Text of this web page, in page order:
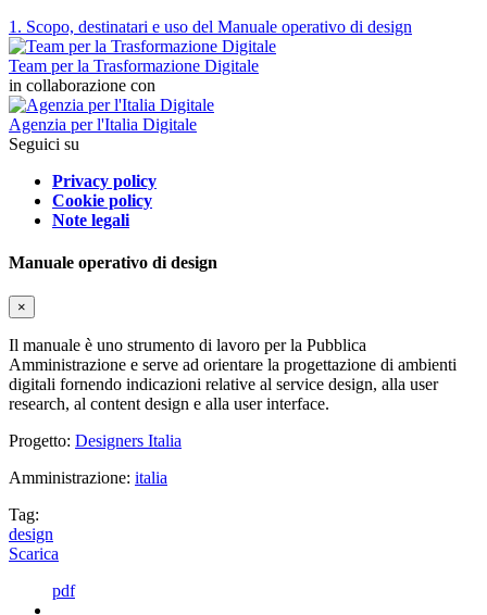
1. Scopo, destinatari e uso del Manuale operativo di design
Team per la Trasformazione Digitale
in collaborazione con
Agenzia per l'Italia Digitale
Seguici su
Privacy policy
Cookie policy
Note legali
Manuale operativo di design
×
Il manuale è uno strumento di lavoro per la Pubblica
Amministrazione e serve ad orientare la progettazione di ambienti
digitali fornendo indicazioni relative al service design, alla user
research, al content design e alla user interface.
Progetto: Designers Italia
Amministrazione: italia
Tag:
design
Scarica
pdf